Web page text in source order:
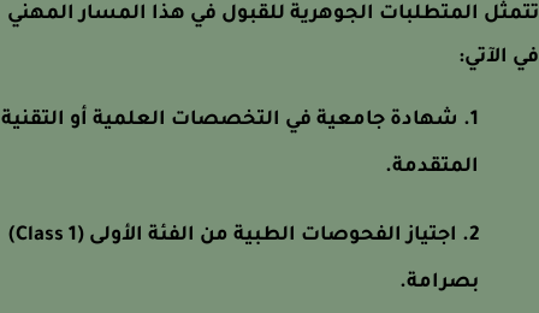
المتطلبات الجوهرية للقبول في هذا المسار المهني
شهادة جامعية في التخصصات العلمية أو التقنية
المتقدمة.
اجتياز الفحوصات الطبية من الفئة الأولى (Class 1)
بصرامة.